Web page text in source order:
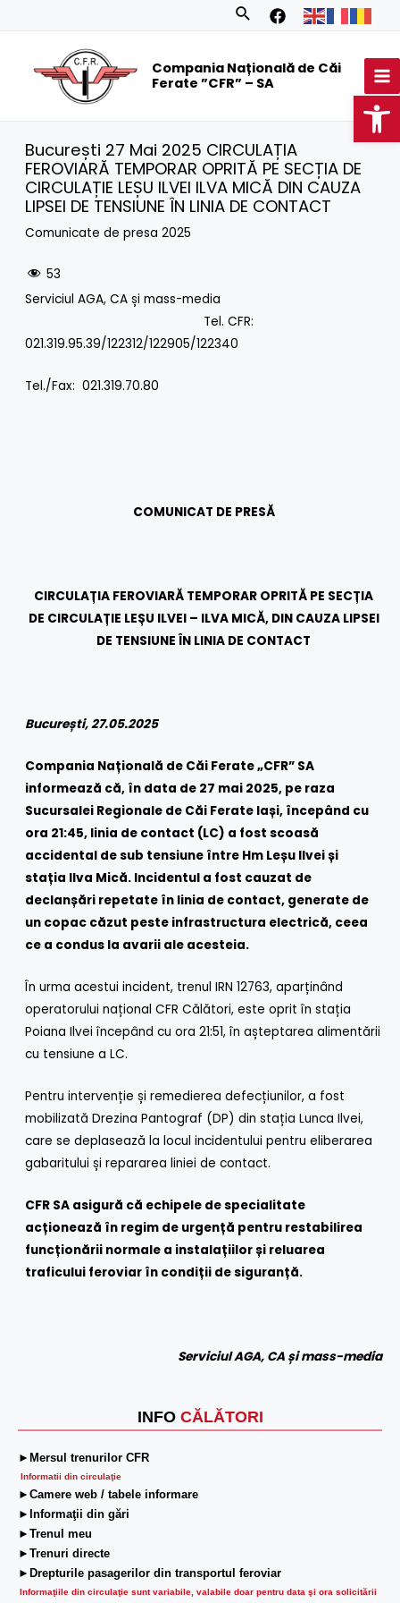
Search
Compania Națională de Căi
Ferate ”CFR” – SA
INFO CĂLĂTORI
►Mersul trenurilor CFR
Informatii din circulaţie
►Camere web / tabele informare
►Informaţii din gări
►Trenul meu
►Trenuri directe
►Drepturile pasagerilor din transportul feroviar
Informaţiile din circulaţie sunt variabile, valabile doar pentru data şi ora solicitării
București 27 Mai 2025 CIRCULAȚIA
FEROVIARĂ TEMPORAR OPRITĂ PE SECȚIA DE
CIRCULAȚIE LEȘU ILVEI ILVA MICĂ DIN CAUZA
LIPSEI DE TENSIUNE ÎN LINIA DE CONTACT
Comunicate de presa 2025
53
Serviciul AGA, CA și mass-media
Tel. CFR:
021.319.95.39/122312/122905/122340
Tel./Fax: 021.319.70.80
COMUNICAT DE PRESĂ
CIRCULAȚIA FEROVIARĂ TEMPORAR OPRITĂ PE SECȚIA
DE CIRCULAȚIE LEȘU ILVEI – ILVA MICĂ, DIN CAUZA LIPSEI
DE TENSIUNE ÎN LINIA DE CONTACT
București, 27.05.2025
Compania Națională de Căi Ferate „CFR” SA
informează că, în data de 27 mai 2025, pe raza
Sucursalei Regionale de Căi Ferate Iași, începând cu
ora 21:45, linia de contact (LC) a fost scoasă
accidental de sub tensiune între Hm Leșu Ilvei și
stația Ilva Mică. Incidentul a fost cauzat de
declanșări repetate în linia de contact, generate de
un copac căzut peste infrastructura electrică, ceea
ce a condus la avarii ale acesteia.
În urma acestui incident, trenul IRN 12763, aparținând
operatorului național CFR Călători, este oprit în stația
Poiana Ilvei începând cu ora 21:51, în așteptarea alimentării
cu tensiune a LC.
Pentru intervenție și remedierea defecțiunilor, a fost
mobilizată Drezina Pantograf (DP) din stația Lunca Ilvei,
care se deplasează la locul incidentului pentru eliberarea
gabaritului și repararea liniei de contact.
CFR SA asigură că echipele de specialitate
acționează în regim de urgență pentru restabilirea
funcționării normale a instalațiilor și reluarea
traficului feroviar în condiții de siguranță.
Serviciul AGA, CA și mass-media